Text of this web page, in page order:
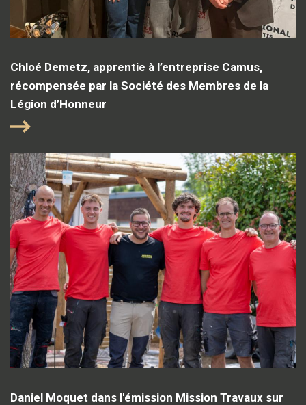
Chloé Demetz, apprentie à l’entreprise Camus,
récompensée par la Société des Membres de la
Légion d’Honneur
Daniel Moquet dans l'émission Mission Travaux sur